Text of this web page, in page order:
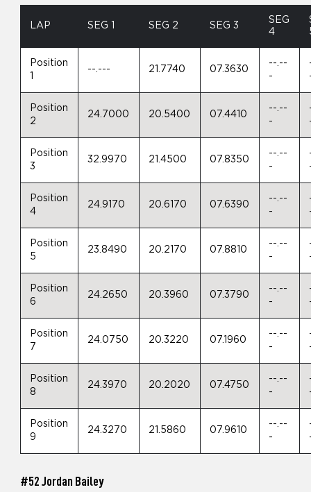
LAP SEG 1 SEG 2 SEG 3
SEG
4
Position
1
--.--- 21.7740 07.3630
--.--
-
Position
2
24.7000 20.5400 07.4410
--.--
-
Position
3
32.9970 21.4500 07.8350
--.--
-
Position
4
24.9170 20.6170 07.6390
--.--
-
Position
5
23.8490 20.2170 07.8810
--.--
-
Position
6
24.2650 20.3960 07.3790
--.--
-
Position
7
24.0750 20.3220 07.1960
--.--
-
Position
8
24.3970 20.2020 07.4750
--.--
-
Position
9
24.3270 21.5860 07.9610
--.--
-
#52 Jordan Bailey